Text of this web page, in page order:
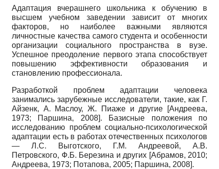
Адаптация вчерашнего школьника к обучению в
высшем учебном заведении зависит от многих
факторов, но наиболее важными являются
личностные качества самого студента и особенности
организации социального пространства в вузе.
Успешное преодоление первого этапа способствует
повышению эффективности образования и
становлению профессионала.
Разработкой проблем адаптации человека
занимались зарубежные исследователи, такие, как Г.
Айзенк, А. Маслоу, Ж. Пиаже и другие
[Андреева,
1973; Паршина, 2008]. Базисные положения по
исследованию проблем социально-психологической
адаптации есть в работах отечественных психологов
— Л.С. Выготского, Г.М. Андреевой, А.В.
Петровского, Ф.Б. Березина и других [Абрамов, 2010;
Андреева, 1973; Потапова, 2005; Паршина, 2008].